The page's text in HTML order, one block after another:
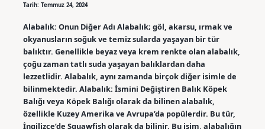
Tarih: Temmuz 24, 2024
Alabalık: Onun Diğer Adı Alabalık; göl, akarsu, ırmak ve
okyanusların soğuk ve temiz sularda yaşayan bir tür
balıktır. Genellikle beyaz veya krem ​​renkte olan alabalık,
çoğu zaman tatlı suda yaşayan balıklardan daha
lezzetlidir. Alabalık, aynı zamanda birçok diğer isimle de
bilinmektedir. Alabalık: İsmini Değiştiren Balık Köpek
Balığı veya Köpek Balığı olarak da bilinen alabalık,
özellikle Kuzey Amerika ve Avrupa’da popülerdir. Bu tür,
İngilizce’de Squawfish olarak da bilinir. Bu isim, alabalığın